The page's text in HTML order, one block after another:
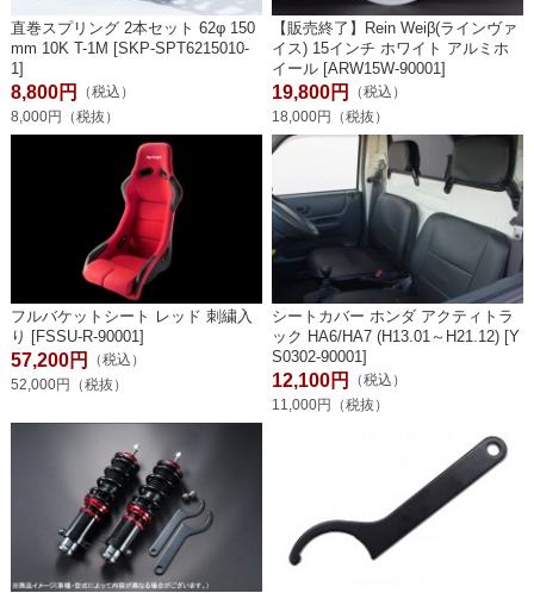
直巻スプリング 2本セット 62φ 150
mm 10K T-1M [SKP-SPT6215010-
1]
8,800円
（税込）
8,000円（税抜）
【販売終了】Rein Weiβ(ラインヴァ
イス) 15インチ ホワイト アルミホ
イール [ARW15W-90001]
19,800円
（税込）
18,000円（税抜）
フルバケットシート レッド 刺繍入
り [FSSU-R-90001]
57,200円
（税込）
52,000円（税抜）
シートカバー ホンダ アクティトラ
ック HA6/HA7 (H13.01～H21.12) [Y
S0302-90001]
12,100円
（税込）
11,000円（税抜）